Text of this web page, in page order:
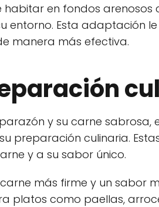
en fondos
entorno. Esta adaptación
manera más efectiva.
y su carne sabrosa,
preparación culinaria.
y a su sabor único.
más firme y un sabor
platos como paellas,